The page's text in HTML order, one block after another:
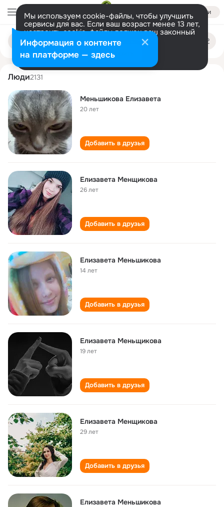
Войти
Мы используем cookie-файлы, чтобы улучшить
сервисы для вас. Если ваш возраст менее 13 лет,
настроить cookie-файлы должен ваш законный
представитель. Больше информации
Разрешить все Настроить
Поиск
людям
elizaveta menshikova
Люди2131
Меньшикова Елизавета
20 лет
Добавить в друзья
Елизавета Менщикова
26 лет
Добавить в друзья
Елизавета Меньшикова
14 лет
Добавить в друзья
Елизавета Меньщикова
19 лет
Добавить в друзья
Елизавета Менщикова
29 лет
Добавить в друзья
Елизавета Меньшикова
Информация о контенте
на платформе — здесь